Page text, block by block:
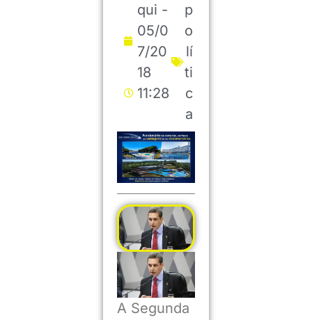
qui -
05/0
7/20
18
11:28
p
o
lí
ti
c
a
A Segunda